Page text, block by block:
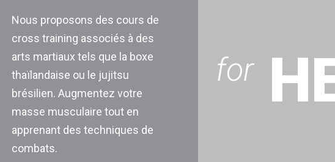
Nous proposons des cours de
cross training associés à des
arts martiaux tels que la boxe
thaïlandaise ou le jujitsu
brésilien. Augmentez votre
masse musculaire tout en
apprenant des techniques de
combats.
for